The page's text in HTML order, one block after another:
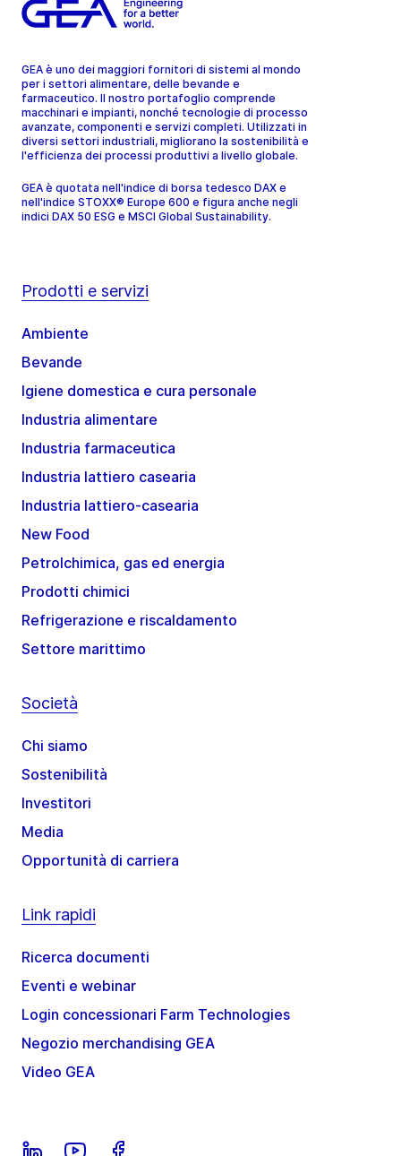
GEA è uno dei maggiori fornitori di sistemi al mondo
per i settori alimentare, delle bevande e
farmaceutico. Il nostro portafoglio comprende
macchinari e impianti, nonché tecnologie di processo
avanzate, componenti e servizi completi. Utilizzati in
diversi settori industriali, migliorano la sostenibilità e
l'efficienza dei processi produttivi a livello globale.
GEA è quotata nell'indice di borsa tedesco DAX e
nell'indice STOXX® Europe 600 e figura anche negli
indici DAX 50 ESG e MSCI Global Sustainability.
Prodotti e servizi
Ambiente
Bevande
Igiene domestica e cura personale
Industria alimentare
Industria farmaceutica
Industria lattiero casearia
Industria lattiero-casearia
New Food
Petrolchimica, gas ed energia
Prodotti chimici
Refrigerazione e riscaldamento
Settore marittimo
Società
Chi siamo
Sostenibilità
Investitori
Media
Opportunità di carriera
Link rapidi
Ricerca documenti
Eventi e webinar
Login concessionari Farm Technologies
Negozio merchandising GEA
Video GEA